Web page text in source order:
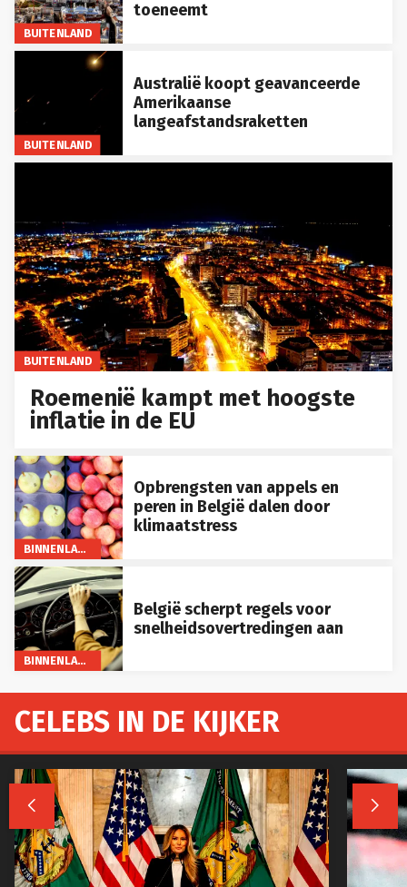
BUITENLAND
toeneemt
BUITENLAND
Australië koopt geavanceerde
Amerikaanse
langeafstandsraketten
BUITENLAND
Roemenië kampt met hoogste
inflatie in de EU
BINNENLAND
Opbrengsten van appels en
peren in België dalen door
klimaatstress
BINNENLAND
België scherpt regels voor
snelheidsovertredingen aan
CELEBS IN DE KIJKER
 